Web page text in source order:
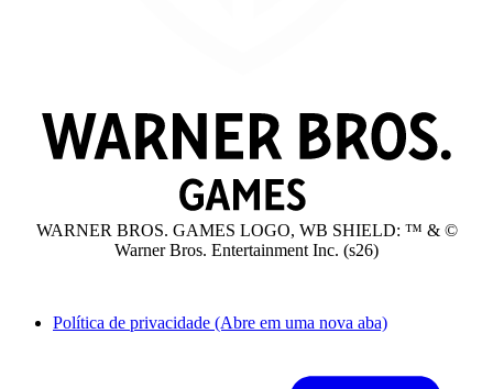
WARNER BROS. GAMES LOGO, WB SHIELD: ™ & ©
Warner Bros. Entertainment Inc. (s26)
Política de privacidade (Abre em uma nova aba)